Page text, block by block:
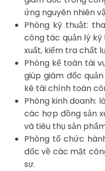
ứng nguyên nhiên
Phòng kỹ thuật:
công tác quản lý kỹ
xuất, kiểm tra chất
Phòng kế toán tài
giúp giám đốc
kê tài chính toàn
Phòng kinh doanh:
các hợp đồng sản
và tiêu thụ sản
Phòng tổ chức
đốc về các mặt
sự.